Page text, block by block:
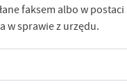
faksem albo w
w sprawie z urzędu.